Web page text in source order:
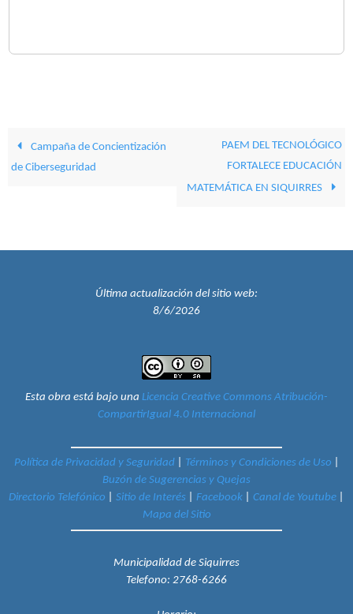
Campaña de Concientización
de Ciberseguridad
PAEM DEL TECNOLÓGICO
FORTALECE EDUCACIÓN
MATEMÁTICA EN SIQUIRRES
Última actualización del sitio web:
8/6/2026
Esta obra está bajo una Licencia Creative Commons Atribución-
CompartirIgual 4.0 Internacional
Política de Privacidad y Seguridad| Términos y Condiciones de Uso
Buzón de Sugerencias y Quejas
Directorio Telefónico
Sitio de Interés Facebook Canal de Youtube
Mapa del Sitio
Municipalidad de Siquirres
Telefono: 2768-6266